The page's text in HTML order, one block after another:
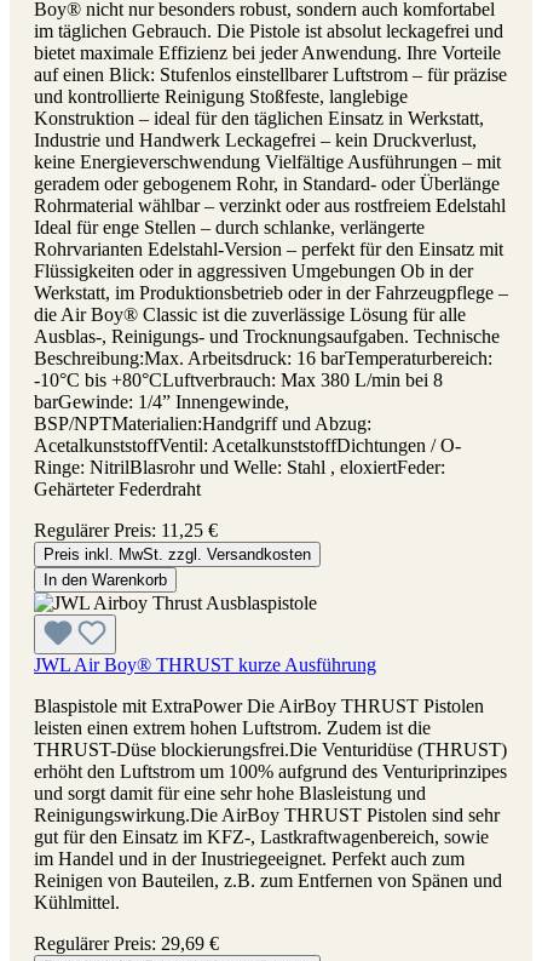
Boy® nicht nur besonders robust, sondern auch komfortabel
im täglichen Gebrauch. Die Pistole ist absolut leckagefrei und
bietet maximale Effizienz bei jeder Anwendung. Ihre Vorteile
auf einen Blick: Stufenlos einstellbarer Luftstrom – für präzise
und kontrollierte Reinigung Stoßfeste, langlebige
Konstruktion – ideal für den täglichen Einsatz in Werkstatt,
Industrie und Handwerk Leckagefrei – kein Druckverlust,
keine Energieverschwendung Vielfältige Ausführungen – mit
geradem oder gebogenem Rohr, in Standard- oder Überlänge
Rohrmaterial wählbar – verzinkt oder aus rostfreiem Edelstahl
Ideal für enge Stellen – durch schlanke, verlängerte
Rohrvarianten Edelstahl-Version – perfekt für den Einsatz mit
Flüssigkeiten oder in aggressiven Umgebungen Ob in der
Werkstatt, im Produktionsbetrieb oder in der Fahrzeugpflege –
die Air Boy® Classic ist die zuverlässige Lösung für alle
Ausblas-, Reinigungs- und Trocknungsaufgaben. Technische
Beschreibung:Max. Arbeitsdruck: 16 barTemperaturbereich:
-10°C bis +80°CLuftverbrauch: Max 380 L/min bei 8
barGewinde: 1/4” Innengewinde,
BSP/NPTMaterialien:Handgriff und Abzug:
AcetalkunststoffVentil: AcetalkunststoffDichtungen / O-
Ringe: NitrilBlasrohr und Welle: Stahl , eloxiertFeder:
Gehärteter Federdraht
Regulärer Preis: 11,25 €
Preis inkl. MwSt. zzgl. Versandkosten
In den Warenkorb
JWL Air Boy® THRUST kurze Ausführung
Blaspistole mit ExtraPower Die AirBoy THRUST Pistolen
leisten einen extrem hohen Luftstrom. Zudem ist die
THRUST-Düse blockierungsfrei.Die Venturidüse (THRUST)
erhöht den Luftstrom um 100% aufgrund des Venturiprinzipes
und sorgt damit für eine sehr hohe Blasleistung und
Reinigungswirkung.Die AirBoy THRUST Pistolen sind sehr
gut für den Einsatz im KFZ-, Lastkraftwagenbereich, sowie
im Handel und in der Inustriegeeignet. Perfekt auch zum
Reinigen von Bauteilen, z.B. zum Entfernen von Spänen und
Kühlmittel.
Regulärer Preis: 29,69 €